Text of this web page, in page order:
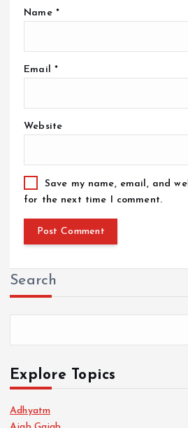
Name *
Email *
Website
Save my name, email, and
for the next time I comment.
Search
Explore Topics
Adhyatm